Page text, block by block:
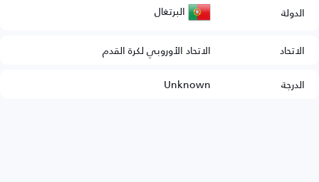
الدولة البرتغال
الاتحاد
الاتحاد الأوروبي لكرة القدم
الدرجة
Unknown